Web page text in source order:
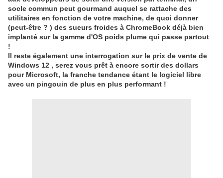
socle commun peut gourmand auquel se rattache des
utilitaires en fonction de votre machine, de quoi donner
(peut-être ? ) des sueurs froides à ChromeBook déjà bien
implanté sur la gamme d'OS poids plume qui passe partout
!
Il reste également une interrogation sur le prix de vente de
Windows 12 , serez vous prêt à encore sortir des dollars
pour Microsoft, la franche tendance étant le logiciel libre
avec un pingouin de plus en plus performant !